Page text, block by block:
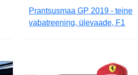
Prantsusmaa GP 2019 - teine
vabatreening, ülevaade, F1